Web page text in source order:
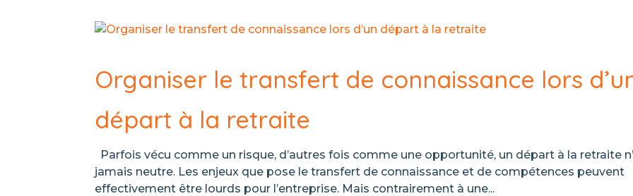
Organiser le transfert de connaissance lors
départ à la retraite
Parfois vécu comme un risque, d’autres fois comme une opportunité, un départ à la retraite
jamais neutre. Les enjeux que pose le transfert de connaissance et de compétences peuvent
effectivement être lourds pour l’entreprise. Mais contrairement à une...